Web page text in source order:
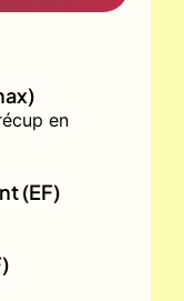
en
(EF)